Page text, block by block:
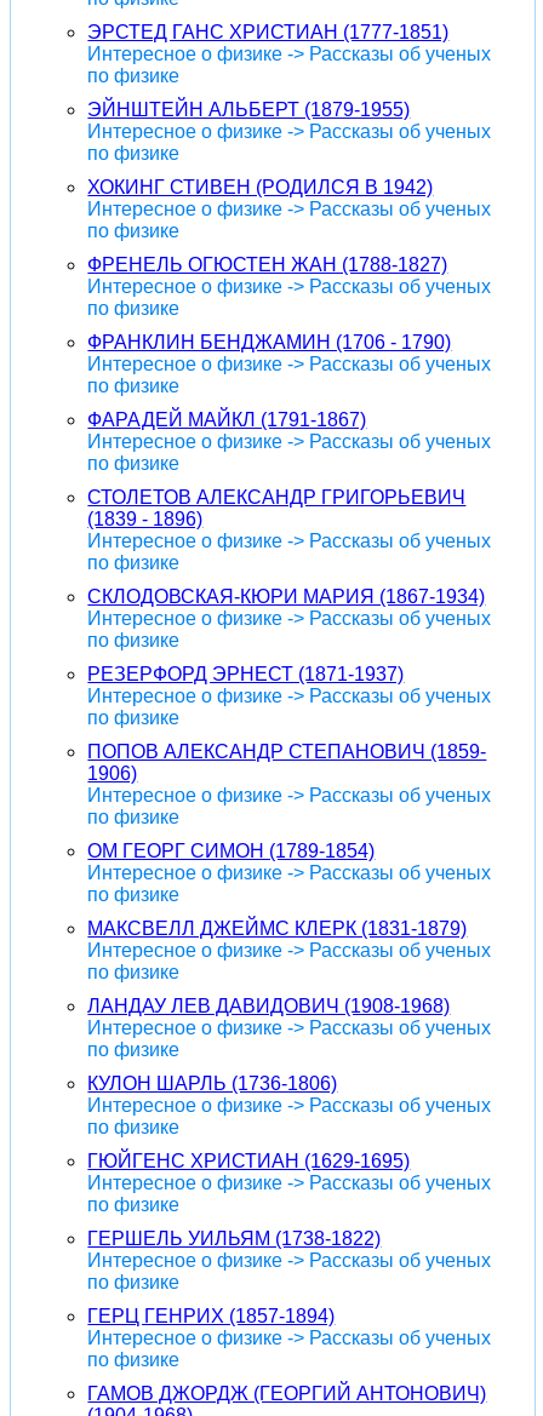
ЭРСТЕД ГАНС ХРИСТИАН (1777-1851)
Интересное о физике -> Рассказы об ученых
по физике
ЭЙНШТЕЙН АЛЬБЕРТ (1879-1955)
Интересное о физике -> Рассказы об ученых
по физике
ХОКИНГ СТИВЕН (РОДИЛСЯ В 1942)
Интересное о физике -> Рассказы об ученых
по физике
ФРЕНЕЛЬ ОГЮСТЕН ЖАН (1788-1827)
Интересное о физике -> Рассказы об ученых
по физике
ФРАНКЛИН БЕНДЖАМИН (1706 - 1790)
Интересное о физике -> Рассказы об ученых
по физике
ФАРАДЕЙ МАЙКЛ (1791-1867)
Интересное о физике -> Рассказы об ученых
по физике
СТОЛЕТОВ АЛЕКСАНДР ГРИГОРЬЕВИЧ
(1839 - 1896)
Интересное о физике -> Рассказы об ученых
по физике
СКЛОДОВСКАЯ-КЮРИ МАРИЯ (1867-1934)
Интересное о физике -> Рассказы об ученых
по физике
РЕЗЕРФОРД ЭРНЕСТ (1871-1937)
Интересное о физике -> Рассказы об ученых
по физике
ПОПОВ АЛЕКСАНДР СТЕПАНОВИЧ (1859-
1906)
Интересное о физике -> Рассказы об ученых
по физике
ОМ ГЕОРГ СИМОН (1789-1854)
Интересное о физике -> Рассказы об ученых
по физике
МАКСВЕЛЛ ДЖЕЙМС КЛЕРК (1831-1879)
Интересное о физике -> Рассказы об ученых
по физике
ЛАНДАУ ЛЕВ ДАВИДОВИЧ (1908-1968)
Интересное о физике -> Рассказы об ученых
по физике
КУЛОН ШАРЛЬ (1736-1806)
Интересное о физике -> Рассказы об ученых
по физике
ГЮЙГЕНС ХРИСТИАН (1629-1695)
Интересное о физике -> Рассказы об ученых
по физике
ГЕРШЕЛЬ УИЛЬЯМ (1738-1822)
Интересное о физике -> Рассказы об ученых
по физике
ГЕРЦ ГЕНРИХ (1857-1894)
Интересное о физике -> Рассказы об ученых
по физике
ГАМОВ ДЖОРДЖ (ГЕОРГИЙ АНТОНОВИЧ)